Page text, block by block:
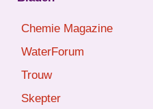
Chemie Magazine
WaterForum
Trouw
Skepter